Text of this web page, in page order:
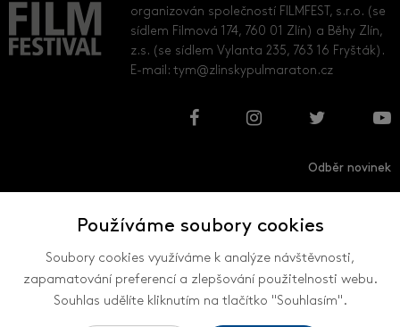
organizován společností FILMFEST, s.r.o. (se
sídlem Filmová 174, 760 01 Zlín) a Běhy Zlín,
z.s. (se sídlem Vylanta 235, 763 16 Fryšták).
E-mail:tym@zlinskypulmaraton.cz
Odběr novinek
Používáme soubory cookies
Soubory cookies využíváme k analýze návštěvnosti,
zapamatování preferencí a zlepšování použitelnosti webu.
Souhlas udělíte kliknutím na tlačítko "Souhlasím".